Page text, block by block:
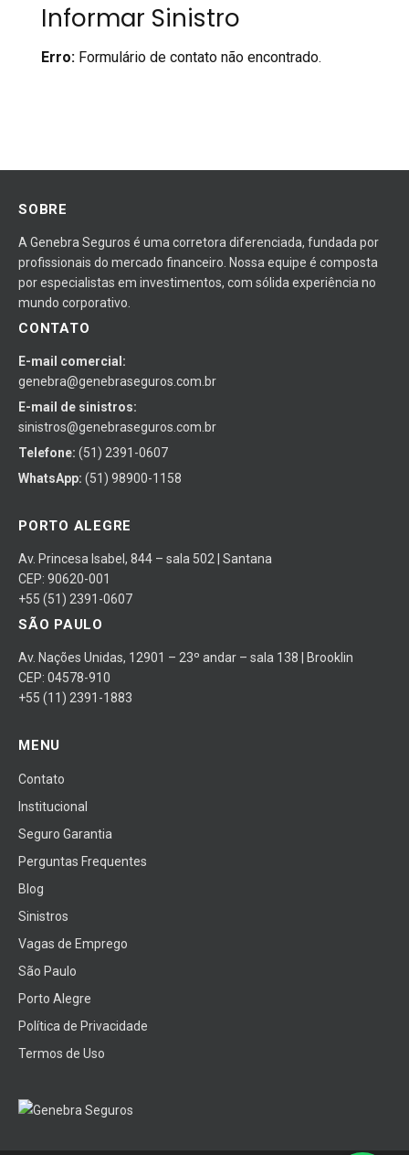
Informar Sinistro
Erro:Formulário de contato não encontrado.
SOBRE
A Genebra Seguros é uma corretora diferenciada, fundada por
profissionais do mercado financeiro. Nossa equipe é composta
por especialistas em investimentos, com sólida experiência no
mundo corporativo.
CONTATO
E-mail comercial:
genebra@genebraseguros.com.br
E-mail de sinistros:
sinistros@genebraseguros.com.br
Telefone: (51) 2391-0607
WhatsApp: (51) 98900-1158
PORTO ALEGRE
Av. Princesa Isabel, 844 – sala 502 | Santana
CEP: 90620-001
+55 (51) 2391-0607
SÃO PAULO
Av. Nações Unidas, 12901 – 23º andar – sala 138 | Brooklin
CEP: 04578-910
+55 (11) 2391-1883
MENU
Contato
Institucional
Seguro Garantia
Perguntas Frequentes
Blog
Sinistros
Vagas de Emprego
São Paulo
Porto Alegre
Política de Privacidade
Termos de Uso